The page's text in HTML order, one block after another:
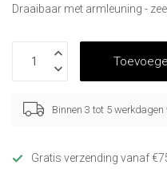
Draaibaar met armleuning -
Binnen 3 tot 5 werkdagen
Gratis verzending vanaf